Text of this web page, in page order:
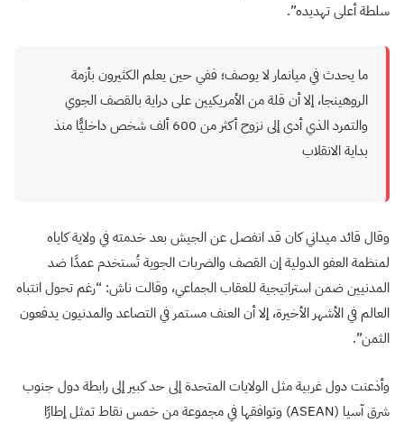
سلطة أعلى تهديده”.
ما يحدث في ميانمار لا يوصف؛ ففي حين يعلم الكثيرون بأزمة
الروهينجا، إلا أن قلة من الأمريكيين على دراية بالقصف الجوي
والتمرد الذي أدى إلى نزوح أكثر من 600 ألف شخص داخليًّا منذ
بداية الانقلاب
وقال قائد ميداني كان قد انفصل عن الجيش بعد خدمته في ولاية كاياه
لمنظمة العفو الدولية إن القصف والضربات الجوية تُستخدم عمدًا ضد
المدنيين ضمن استراتيجية للعقاب الجماعي، وقالت ناش: “رغم تحول انتباه
العالم في الأشهر الأخيرة، إلا أن العنف مستمر في التصاعد والمدنيون يدفعون
الثمن”.
وأذعنت دول غربية مثل الولايات المتحدة إلى حد كبير إلى رابطة دول جنوب
شرق آسيا (ASEAN) وتوافقها في مجموعة من خمس نقاط تمثل إطارًا